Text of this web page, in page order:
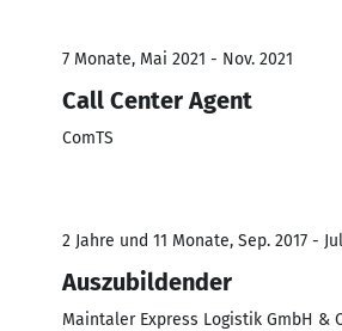
7 Monate, Mai 2021 - Nov. 2021
Call Center Agent
ComTS
2 Jahre und 11 Monate, Sep. 2017 -
Auszubildender
Maintaler Express Logistik GmbH &